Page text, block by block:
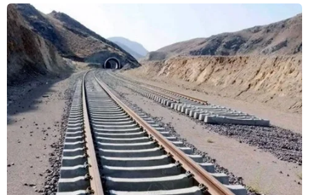
06/08/2026 02:30
Công nghệ Robot Da Vinci
nâng cao năng lực phẫu thuật
chuyên sâu tại Bệnh viện K
06/08/2026 02:13
Chọn đúng đầu tàu: Danh mục
doanh nghiệp nhà nước mạnh và bài